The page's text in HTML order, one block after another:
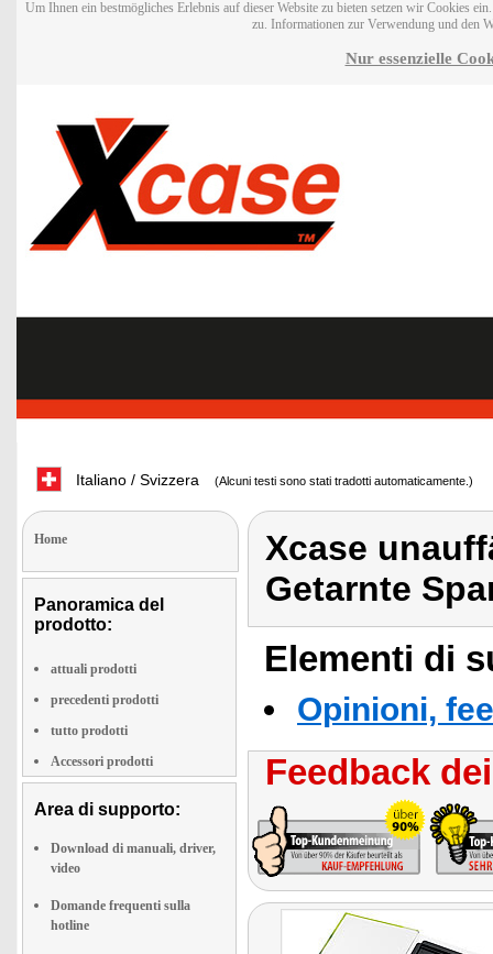
Um Ihnen ein bestmögliches Erlebnis auf dieser Website zu bieten setzen wir Cookies
zu. Informationen zur Verwendung und den
Nur essenzielle
Italiano / Svizzera (Alcuni testi sono stati tradotti automaticamente.)
Home
Panoramica del
prodotto:
attuali prodotti
precedenti prodotti
tutto prodotti
Accessori prodotti
Area di supporto:
Download di manuali, driver,
video
Domande frequenti sulla
hotline
Xcase
Getarnte
Elementi di
Opinioni,
Feedback